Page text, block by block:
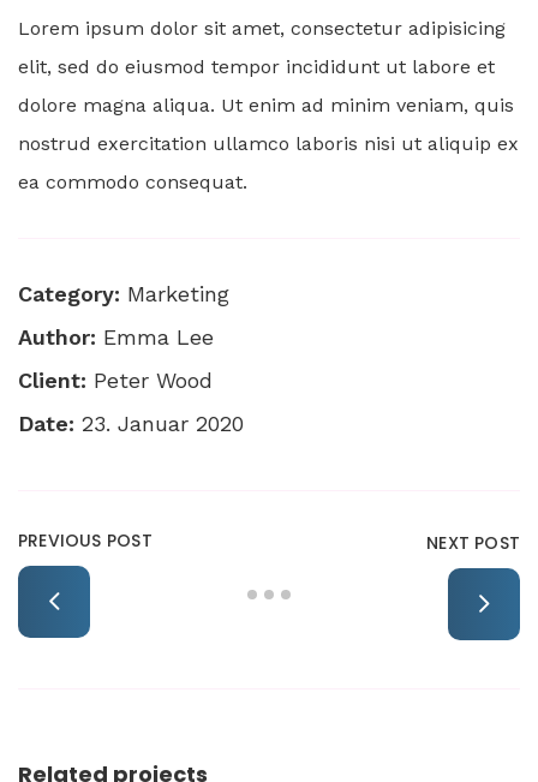
Lorem ipsum dolor sit amet, consectetur adipisicing
elit, sed do eiusmod tempor incididunt ut labore et
dolore magna aliqua. Ut enim ad minim veniam, quis
nostrud exercitation ullamco laboris nisi ut aliquip ex
ea commodo consequat.
Category: Marketing
Author: Emma Lee
Client: Peter Wood
Date: 23. Januar 2020
PREVIOUS POST NEXT POST
Related projects